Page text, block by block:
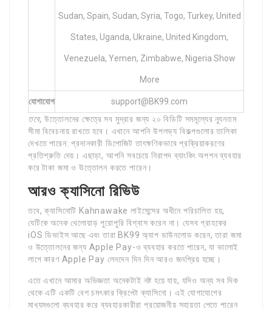
Sudan, Spain, Sudan, Syria, Togo, Turkey, United
States, Uganda, Ukraine, United Kingdom,
Venezuela, Yemen, Zimbabwe, Nigeria Show
More
যোগাযোগ
support@BK99.com
তবে, উত্তোলনের ক্ষেত্রে সব মুদ্রার জন্য ২০ বিডিটি সমমূল্যের ন্যূনতম
সীমা বিবেচনায় রাখতে হবে। এখানে আপনি উপলভ্য বিকল্পগুলোর তালিকা
দেখতে পারেন: প্রদানকারী ডিপোজিট তাৎক্ষণিকভাবে প্রক্রিয়াকরণের
প্রতিশ্রুতি দেয়। এছাড়া, আপনি সবচেয়ে নিরাপদ ব্যাংকিং অপশন ব্যবহার
করে টাকা জমা ও উত্তোলন করতে পারেন।
আরও ক্যাসিনো রিভিউ
তবে, ক্যাসিনোটি Kahnawake লাইসেন্সের অধীনে পরিচালিত হয়,
যেটিকে অনেক খেলোয়াড় পুরোপুরি বিশ্বাস করেন না। যেসব গ্রাহকের
iOS ডিভাইস আছে এবং তারা BK99 অ্যাপ ডাউনলোড করেন, তারা জমা
ও উত্তোলনের জন্য Apple Pay-ও ব্যবহার করতে পারেন, যা ভালোই
লাগে কারণ Apple Pay লেনদেন দিন দিন আরও জনপ্রিয় হচ্ছে।
এতে এখানে আমার অভিজ্ঞতা অনেকটাই নষ্ট হয়ে যায়, যদিও অন্য সব দিক
থেকে এটি একটি বেশ চমৎকার ক্রিপ্টো ক্যাসিনো। এই যোগাযোগের
মাধ্যমগুলো ব্যবহার করে ব্যবহারকারীরা প্রয়োজনীয় সহায়তা পেতে পারেন